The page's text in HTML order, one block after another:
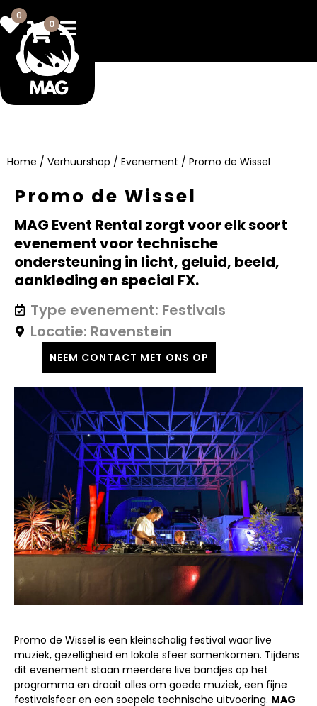
0
0
Home / Verhuurshop / Evenement / Promo de Wissel
Promo de Wissel
MAG Event Rental zorgt voor elk soort
evenement voor technische
ondersteuning in licht, geluid, beeld,
aankleding en special FX.
Festivals
Ravenstein
NEEM CONTACT MET ONS OP
Promo de Wissel is een kleinschalig festival waar live
muziek, gezelligheid en lokale sfeer samenkomen. Tijdens
dit evenement staan meerdere live bandjes op het
programma en draait alles om goede muziek, een fijne
festivalsfeer en een soepele technische uitvoering. MAG